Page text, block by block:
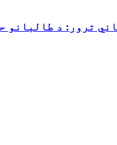
ترور: د طالبانو